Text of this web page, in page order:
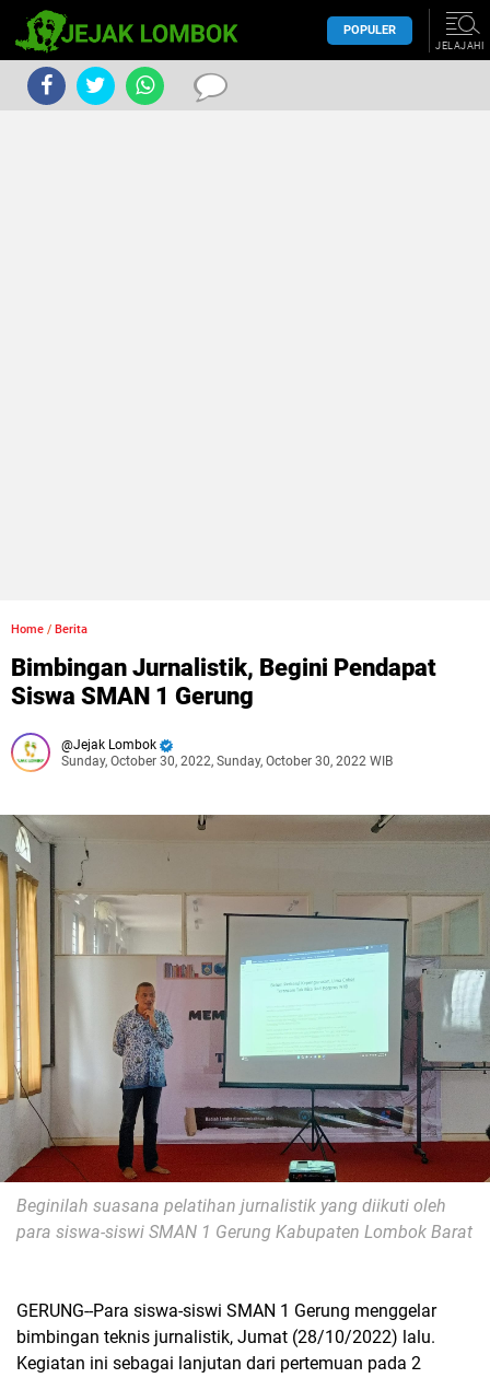
POPULER
JELAJAHI
Home / Berita
Bimbingan Jurnalistik, Begini Pendapat
Siswa SMAN 1 Gerung
Jejak Lombok
Sunday, October 30, 2022, Sunday, October 30, 2022 WIB
Beginilah suasana pelatihan jurnalistik yang diikuti oleh
para siswa-siswi SMAN 1 Gerung Kabupaten Lombok Barat
GERUNG--Para siswa-siswi SMAN 1 Gerung menggelar
bimbingan teknis jurnalistik, Jumat (28/10/2022) lalu.
Kegiatan ini sebagai lanjutan dari pertemuan pada 2